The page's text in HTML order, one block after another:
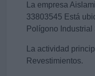
La empresa
33803545 Está
Polígono Industrial
La actividad
Revestimientos.